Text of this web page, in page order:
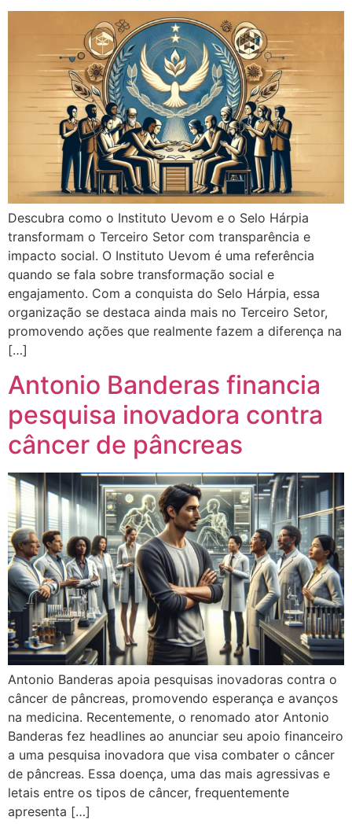
Descubra como o Instituto Uevom e o Selo Hárpia
transformam o Terceiro Setor com transparência e
impacto social. O Instituto Uevom é uma referência
quando se fala sobre transformação social e
engajamento. Com a conquista do Selo Hárpia, essa
organização se destaca ainda mais no Terceiro Setor,
promovendo ações que realmente fazem a diferença na
[…]
Antonio Banderas financia
pesquisa inovadora contra
câncer de pâncreas
Antonio Banderas apoia pesquisas inovadoras contra o
câncer de pâncreas, promovendo esperança e avanços
na medicina. Recentemente, o renomado ator Antonio
Banderas fez headlines ao anunciar seu apoio financeiro
a uma pesquisa inovadora que visa combater o câncer
de pâncreas. Essa doença, uma das mais agressivas e
letais entre os tipos de câncer, frequentemente
apresenta […]